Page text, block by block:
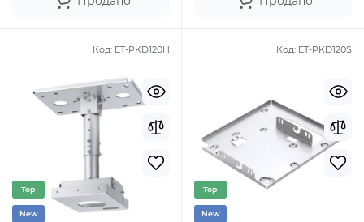
Код: ET-PKD120H
Top
New
Код: ET-PKD120S
Top
New